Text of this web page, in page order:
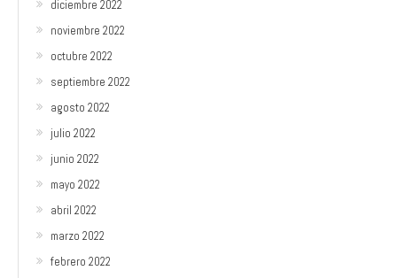
diciembre 2022
noviembre 2022
octubre 2022
septiembre 2022
agosto 2022
julio 2022
junio 2022
mayo 2022
abril 2022
marzo 2022
febrero 2022